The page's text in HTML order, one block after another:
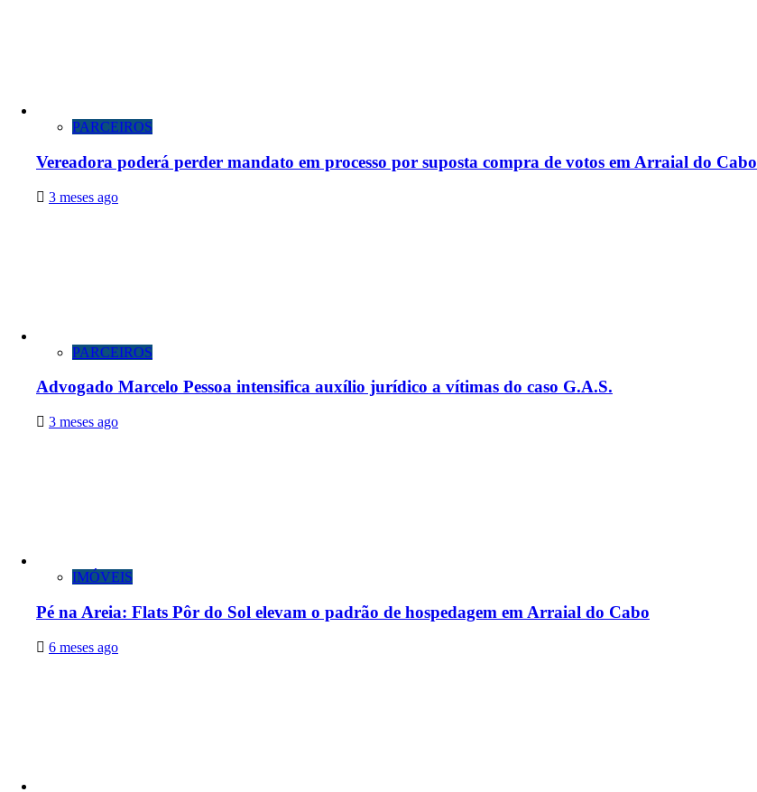
PARCEIROS
Vereadora poderá perder mandato em processo por suposta compra de votos em Arraial do Cabo
3 meses ago
PARCEIROS
Advogado Marcelo Pessoa intensifica auxílio jurídico a vítimas do caso G.A.S.
3 meses ago
IMÓVEIS
Pé na Areia: Flats Pôr do Sol elevam o padrão de hospedagem em Arraial do Cabo
6 meses ago